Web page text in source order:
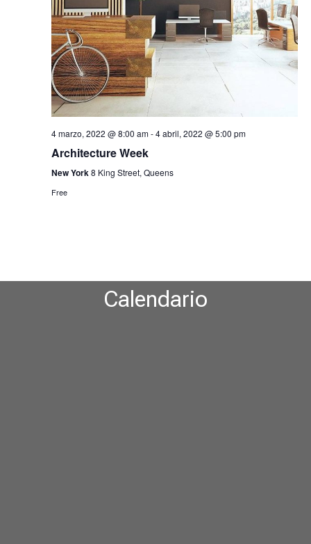
4 marzo, 2022 @ 8:00 am-4 abril, 2022 @ 5:00 pm
Architecture Week
New York8 King Street, Queens
Free
Calendario